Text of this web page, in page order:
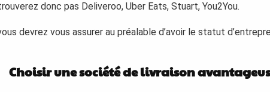
donc pas Deliveroo, Uber Eats, Stuart, You2You.
devrez vous assurer au préalable d’avoir le statut
Choisir une société de livraison